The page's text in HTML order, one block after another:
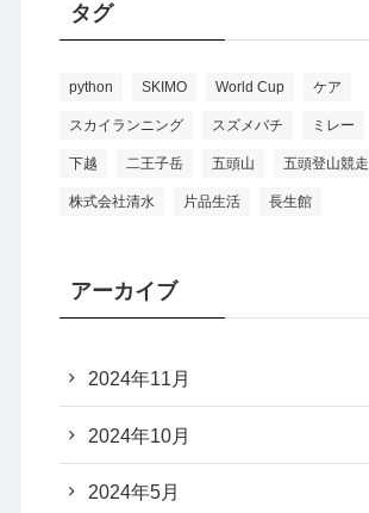
タグ
python SKIMO World Cup ケア
スカイランニング スズメバチ ミレー
下越 二王子岳 五頭山 五頭登山競走
株式会社清水 片品生活 長生館
アーカイブ
2024年11月
2024年10月
2024年5月